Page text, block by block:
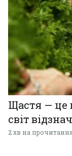
Щастя — це
світ
2 хв на